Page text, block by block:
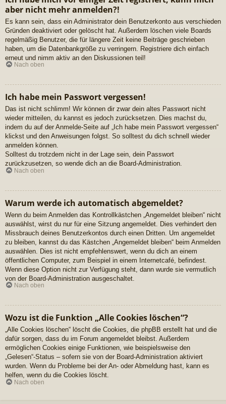
aber nicht mehr anmelden?!
Es kann sein, dass ein Administrator dein Benutzerkonto aus verschieden
Gründen deaktiviert oder gelöscht hat. Außerdem löschen viele Boards
regelmäßig Benutzer, die für längere Zeit keine Beiträge geschrieben
haben, um die Datenbankgröße zu verringern. Registriere dich einfach
erneut und nimm aktiv an den Diskussionen teil!
Nach oben
Ich habe mein Passwort vergessen!
Das ist nicht schlimm! Wir können dir zwar dein altes Passwort nicht
wieder mitteilen, du kannst es jedoch zurücksetzen. Dies machst du,
indem du auf der Anmelde-Seite auf „Ich habe mein Passwort vergessen“
klickst und den Anweisungen folgst. So solltest du dich schnell wieder
anmelden können.
Solltest du trotzdem nicht in der Lage sein, dein Passwort
zurückzusetzen, so wende dich an die Board-Administration.
Nach oben
Warum werde ich automatisch abgemeldet?
Wenn du beim Anmelden das Kontrollkästchen „Angemeldet bleiben“ nicht
auswählst, wirst du nur für eine Sitzung angemeldet. Dies verhindert den
Missbrauch deines Benutzerkontos durch einen Dritten. Um angemeldet
zu bleiben, kannst du das Kästchen „Angemeldet bleiben“ beim Anmelden
auswählen. Dies ist nicht empfehlenswert, wenn du dich an einem
öffentlichen Computer, zum Beispiel in einem Internetcafé, befindest.
Wenn diese Option nicht zur Verfügung steht, dann wurde sie vermutlich
von der Board-Administration ausgeschaltet.
Nach oben
Wozu ist die Funktion „Alle Cookies löschen“?
„Alle Cookies löschen“ löscht die Cookies, die phpBB erstellt hat und die
dafür sorgen, dass du im Forum angemeldet bleibst. Außerdem
ermöglichen Cookies einige Funktionen, wie beispielsweise den
„Gelesen“-Status – sofern sie von der Board-Administration aktiviert
wurden. Wenn du Probleme bei der An- oder Abmeldung hast, kann es
helfen, wenn du die Cookies löscht.
Nach oben